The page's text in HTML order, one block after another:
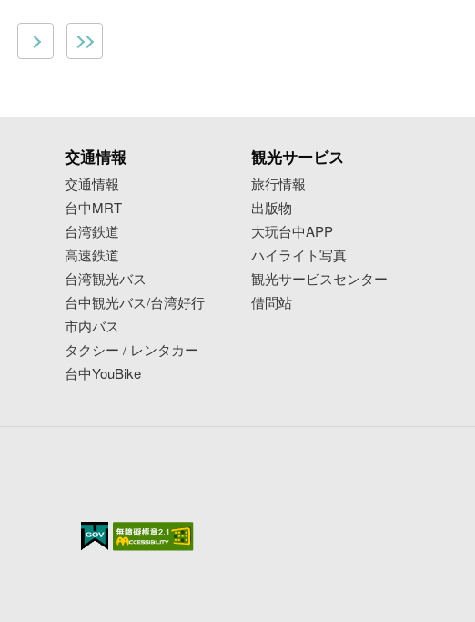
交通情報
交通情報
台中MRT
台湾鉄道
高速鉄道
台湾観光バス
台中観光バス/台湾好行
市内バス
タクシー / レンタカー
台中YouBike
観光サービス
旅行情報
出版物
大玩台中APP
ハイライト写真
観光サービスセンター
借問站